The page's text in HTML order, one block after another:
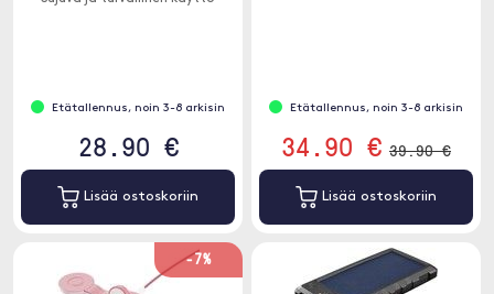
Etätallennus, noin 3-8 arkisin
28.90 €
Lisää ostoskoriin
Etätallennus, noin 3-8 arkisin
34.90 € 39.90 €
Lisää ostoskoriin
-7%